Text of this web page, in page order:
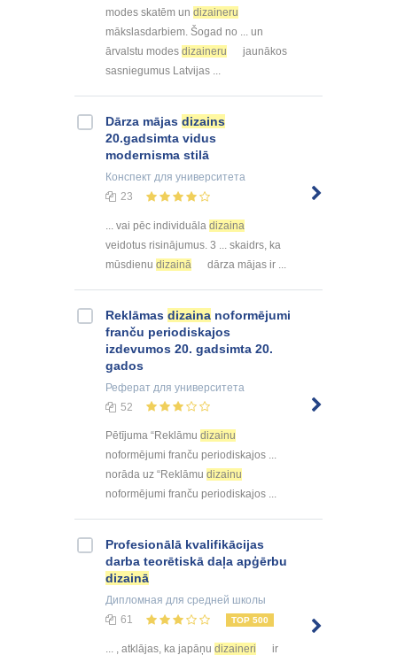
modes skatēm un dizaineru
mākslasdarbiem. Šogad no ... un
ārvalstu modes dizaineru
jaunākos
sasniegumus Latvijas ...
Dārza mājas dizains
20.gadsimta vidus
modernisma stilā
Конспект для университета
23
... vai pēc individuāla dizaina
veidotus risinājumus. 3 ... skaidrs, ka
mūsdienu dizainā dārza mājas ir ...
Reklāmas dizaina noformējumi
franču periodiskajos
izdevumos 20. gadsimta 20.
gados
Реферат для университета
52
Pētījuma “Reklāmu dizainu
noformējumi franču periodiskajos ...
norāda uz “Reklāmu dizainu
noformējumi franču periodiskajos ...
Profesionālā kvalifikācijas
darba teorētiskā daļa apģērbu
dizainā
Дипломная для средней школы
61
TOP 500
... , atklājas, ka japāņu dizaineri
ir